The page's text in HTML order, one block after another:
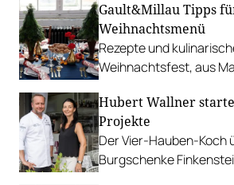
Gault&Millau Tipps
Weihnachtsmenü
Rezepte und
Weihnachtsfest, aus
Gault&Millau-Team.
Hubert Wallner
Projekte
Der Vier-Hauben-Koch
Burgschenke